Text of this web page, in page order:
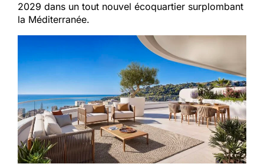
2029 dans un tout nouvel écoquartier surplombant
la Méditerranée.